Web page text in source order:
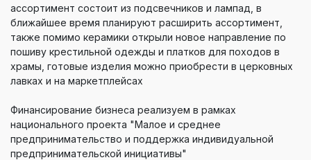
ассортимент состоит из подсвечников и лампад, в
ближайшее время планируют расширить ассортимент,
также помимо керамики открыли новое направление по
пошиву крестильной одежды и платков для походов в
храмы, готовые изделия можно приобрести в церковных
лавках и на маркетплейсах
Финансирование бизнеса реализуем в рамках
национального проекта "Малое и среднее
предпринимательство и поддержка индивидуальной
предпринимательской инициативы"